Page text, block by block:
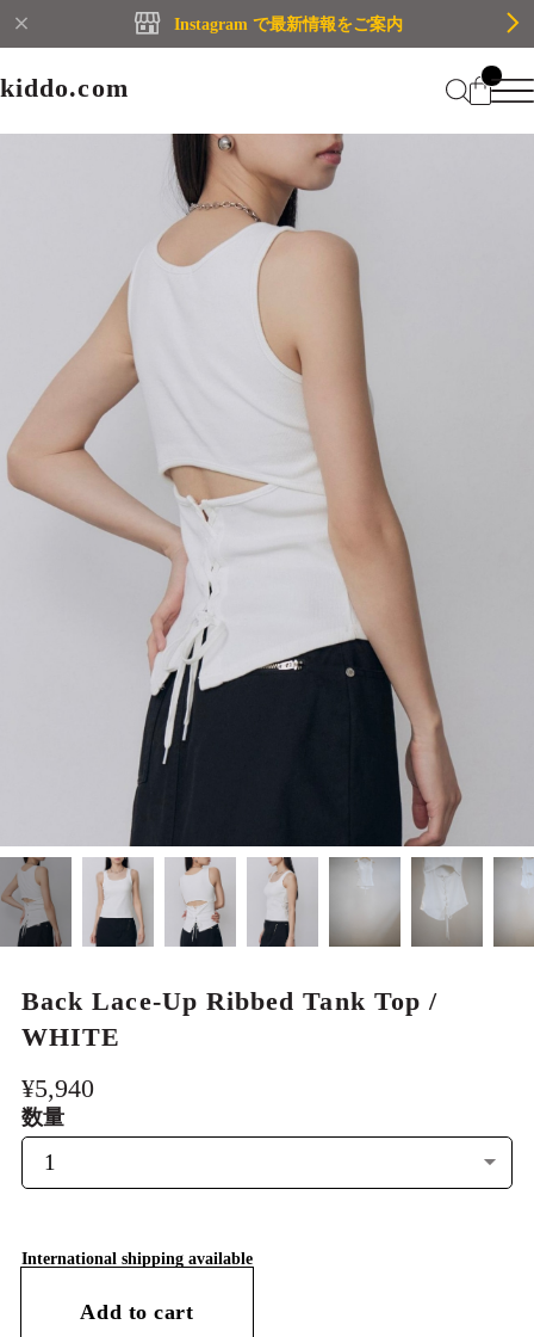
Instagram で最新情報をご案内
kiddo.com
kiddo.com
Category
CATEGORY
WOMEN
MEN
BRAND
WOMEN
MEN
Membership
Guide
Mypage
Login
Information
Contact
特定商取引法に基づく表記
会員規約
Back Lace-Up Ribbed Tank Top /
WHITE
¥5,940
数量
International shipping available
Add to cart